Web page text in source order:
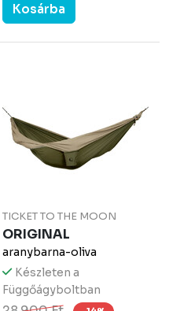
Kosárba
TICKET TO THE MOON
ORIGINAL
aranybarna-oliva
Készleten a
Függőágyboltban